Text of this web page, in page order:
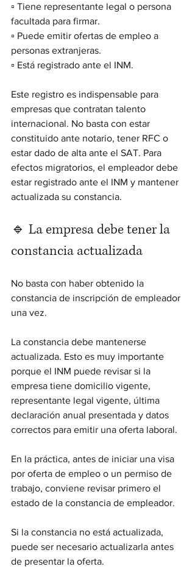
▫️ Tiene representante legal o persona
facultada para firmar.
▫️ Puede emitir ofertas de empleo a
personas extranjeras.
▫️ Está registrado ante el INM.
Este registro es indispensable para
empresas que contratan talento
internacional. No basta con estar
constituido ante notario, tener RFC o
estar dado de alta ante el SAT. Para
efectos migratorios, el empleador debe
estar registrado ante el INM y mantener
actualizada su constancia.
🔹 La empresa debe tener la
constancia actualizada
No basta con haber obtenido la
constancia de inscripción de empleador
una vez.
La constancia debe mantenerse
actualizada. Esto es muy importante
porque el INM puede revisar si la
empresa tiene domicilio vigente,
representante legal vigente, última
declaración anual presentada y datos
correctos para emitir una oferta laboral.
En la práctica, antes de iniciar una visa
por oferta de empleo o un permiso de
trabajo, conviene revisar primero el
estado de la constancia de empleador.
Si la constancia no está actualizada,
puede ser necesario actualizarla antes
de presentar la oferta.